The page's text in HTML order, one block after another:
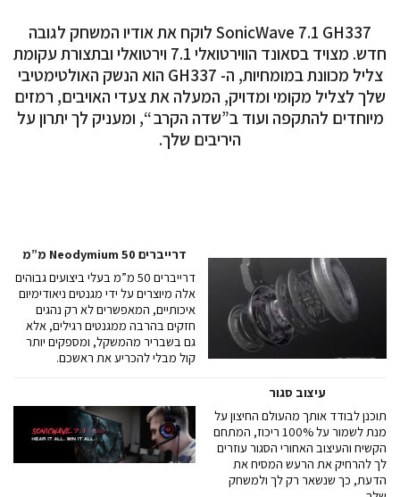
SonicWave 7.1 GH337 לוקח את אודיו המשחק לגובה
חדש. מצויד בסאונד הווירטואלי 7.1 וירטואלי ובתצורת עקומת
צליל מכוונת במומחיות, ה- GH337 הוא הנשק האולטימטיבי
שלך לצליל מקומי ומדויק, המעלה את צעדי האויבים, רמזים
מיוחדים להתקפה ועוד ב”שדה הקרב “, ומעניק לך יתרון על
היריבים שלך.
דרייברים Neodymium 50 מ”מ
דרייברים 50 מ”מ בעלי ביצועים גבוהים
אלה מיוצרים על ידי מגנטים ניאודימיום
איכותיים, המאפשרים לא רק נהגים
חזקים בהרבה ממגנטים רגילים, אלא
גם בשבריר מהמשקל, ומספקים יותר
קול מבלי להכריע את ראשכם.
עיצוב סגור
תוכנן לבודד אותך מהעולם החיצון על
מנת לשמור על 100% ריכוז, המתחם
הקשיח והעיצוב האחורי הסגור עוזרים
לך להרחיק את הרעש המסיח את
הדעת, כך שנשאר רק לך ולמשחק